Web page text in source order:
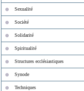
Sexualité
Société
Solidarité
Spiritualité
Structures ecclésiastiques
Synode
Techniques